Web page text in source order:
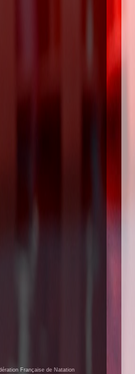
Française de Natation